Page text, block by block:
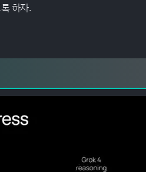
하자.